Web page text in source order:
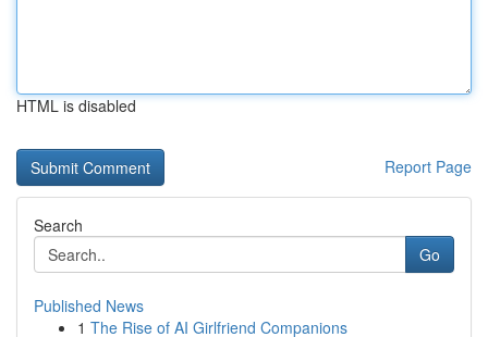
HTML is disabled
Report Page
Search
Go
Published News
1 The Rise of AI Girlfriend Companions